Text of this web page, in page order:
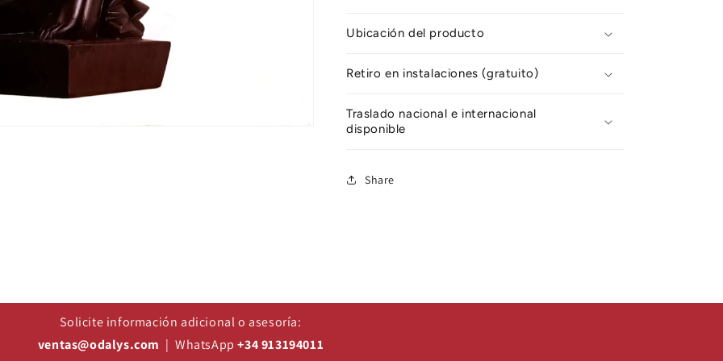
Ubicación del producto
Retiro en instalaciones (gratuito)
Traslado nacional e internacional
disponible
Share
Solicite información adicional o asesoría:
ventas@odalys.com | WhatsApp+34 913194011